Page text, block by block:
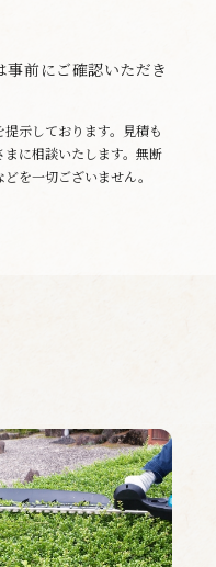
前にご確認いただき
示しております。見積も
に相談いたします。無断
を一切ございません。